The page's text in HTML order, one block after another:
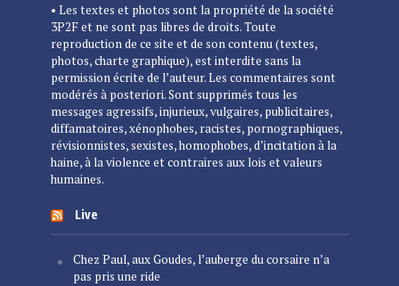
• Les textes et photos sont la propriété de la société
3P2F et ne sont pas libres de droits. Toute
reproduction de ce site et de son contenu (textes,
photos, charte graphique), est interdite sans la
permission écrite de l’auteur. Les commentaires sont
modérés à posteriori. Sont supprimés tous les
messages agressifs, injurieux, vulgaires, publicitaires,
diffamatoires, xénophobes, racistes, pornographiques,
révisionnistes, sexistes, homophobes, d’incitation à la
haine, à la violence et contraires aux lois et valeurs
humaines.
Live
Chez Paul, aux Goudes, l’auberge du corsaire n’a
pas pris une ride